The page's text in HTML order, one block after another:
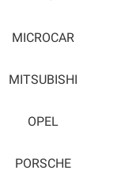
MICROCAR
MITSUBISHI
OPEL
PORSCHE